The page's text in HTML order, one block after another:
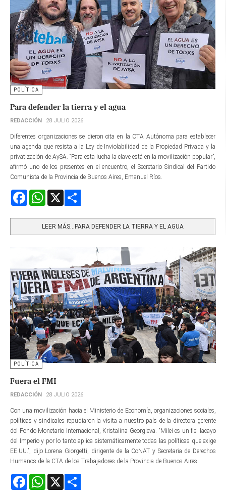
POLÍTICA
Para defender la tierra y el agua
REDACCIÓN 28 JULIO 2026
Diferentes organizaciones se dieron cita en la CTA Autónoma para establecer
una agenda que resista a la Ley de Inviolabilidad de la Propiedad Privada y la
privatización de AySA. “Para esta lucha la clave está en la movilización popular”,
afirmó uno de los presentes en el encuentro, el Secretario Sindical del Partido
Comunista de la Provincia de Buenos Aires, Emanuel Ríos.
FacebookWhatsApp
LEER MÁS…PARA DEFENDER LA TIERRA Y EL AGUA
POLÍTICA
Fuera el FMI
REDACCIÓN 28 JULIO 2026
Con una movilización hacia el Ministerio de Economía, organizaciones sociales,
políticas y sindicales repudiaron la visita a nuestro país de la directora gerente​
del Fondo Monetario Internacional, Kristalina Georgieva. “Milei es un fiel lacayo
del Imperio y por lo tanto aplica sistemáticamente todas las políticas que exige
EE.UU.”, dijo Lorena Giorgetti, dirigente de la CoNAT y Secretaria de Derechos
Humanos de la CTA de los Trabajadores de la Provincia de Buenos Aires.
FacebookWhatsApp